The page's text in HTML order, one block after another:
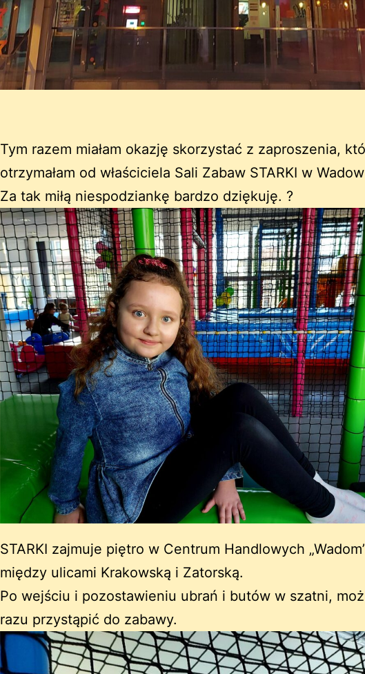
Tym razem miałam okazję skorzystać z zaproszenia,
otrzymałam od właściciela Sali Zabaw STARKI w
Za tak miłą niespodziankę bardzo dziękuję. ?
STARKI zajmuje piętro w Centrum Handlowych
między ulicami Krakowską i Zatorską.
Po wejściu i pozostawieniu ubrań i butów w szatni,
razu przystąpić do zabawy.